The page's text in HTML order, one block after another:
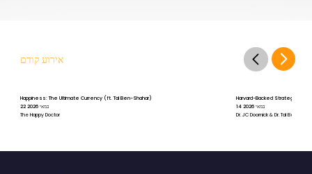
אירוע קודם
Happiness: The Ultimate Currency (ft. Tal Ben-Shahar)
22 במאי 2026
The Happy Doctor
Harvard-Backed Strategies for
14 במאי 2026
Dr. JC Doornick & Dr. Tal Ben-